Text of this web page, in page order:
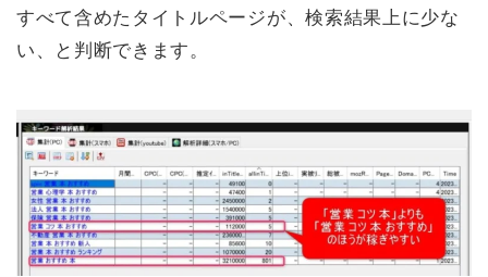
すべて含めたタイトルページが、検索結果上に少な
い、と判断できます。